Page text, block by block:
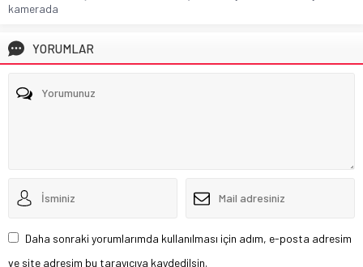
kamerada
YORUMLAR
Daha sonraki yorumlarımda kullanılması için adım, e-posta adresim
ve site adresim bu tarayıcıya kaydedilsin.